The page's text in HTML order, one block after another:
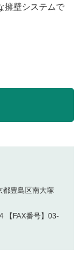
擁壁システムで
都豊島区南大塚
【FAX番号】03-